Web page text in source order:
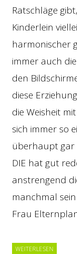
Ratschläge
Kinderlein
harmonischer
immer auch
den
diese
die Weisheit
sich immer so
überhaupt gar
DIE hat gut
anstrengend
manchmal sein
Frau
WEITERLESEN